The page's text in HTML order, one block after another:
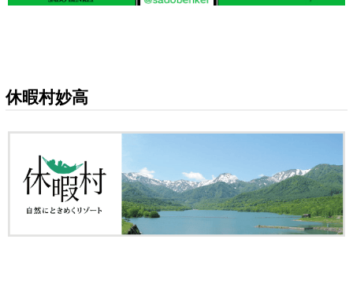
休暇村妙高